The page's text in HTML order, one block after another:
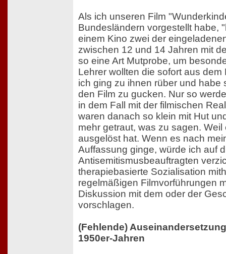
Als ich unseren Film
Bundesländern vorgestellt habe,
einem Kino zwei der
zwischen 12 und 14 Jahren mit
so eine Art Mutprobe, um
Lehrer wollten die sofort aus
ich ging zu ihnen rüber und habe
den Film zu gucken. Nur so
in dem Fall mit der filmischen
waren danach so klein mit Hut
mehr getraut, was zu sagen.
ausgelöst hat. Wenn es nach
Auffassung ginge, würde ich auf
Antisemitismusbeauftragten
therapiebasierte Sozialisation
regelmäßigen Filmvorführungen
Diskussion mit dem oder der
vorschlagen.
(Fehlende)
1950er-Jahren